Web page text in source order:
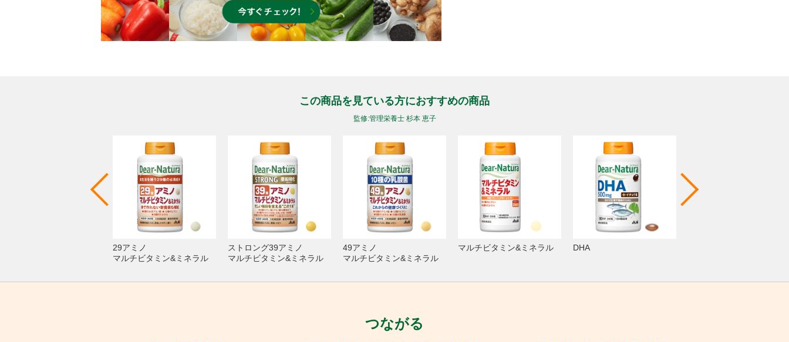
この商品を⾒ている⽅におすすめの商品
監修:管理栄養⼠ 杉本 恵⼦
29アミノ
マルチビタミン&ミネラル
ストロング39アミノ
マルチビタミン&ミネラル
49アミノ
マルチビタミン&ミネラル
マルチビタミン&ミネラル DHA
つながる